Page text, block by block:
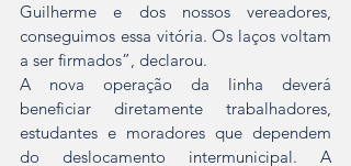
Guilherme e dos nossos vereadores,
conseguimos essa vitória. Os laços voltam
a ser firmados”, declarou.
A nova operação da linha deverá
beneficiar diretamente trabalhadores,
estudantes e moradores que dependem
do deslocamento intermunicipal. A